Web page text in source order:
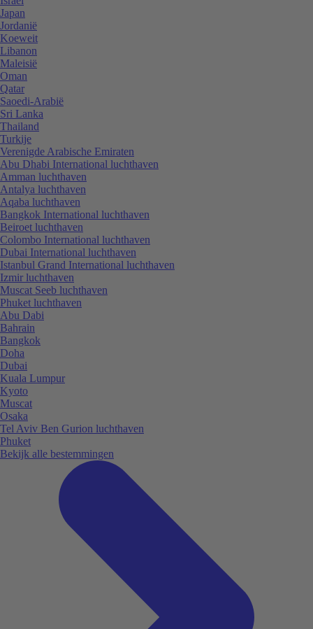
Japan
Jordanië
Koeweit
Libanon
Maleisië
Oman
Qatar
Saoedi-Arabië
Sri Lanka
Thailand
Turkije
Verenigde Arabische Emiraten
Abu Dhabi International luchthaven
Amman luchthaven
Antalya luchthaven
Aqaba luchthaven
Bangkok International luchthaven
Beiroet luchthaven
Colombo International luchthaven
Dubai International luchthaven
Istanbul Grand International luchthaven
Izmir luchthaven
Muscat Seeb luchthaven
Phuket luchthaven
Abu Dabi
Bahrain
Bangkok
Doha
Dubai
Kuala Lumpur
Kyoto
Muscat
Osaka
Tel Aviv Ben Gurion luchthaven
Phuket
Bekijk alle bestemmingen